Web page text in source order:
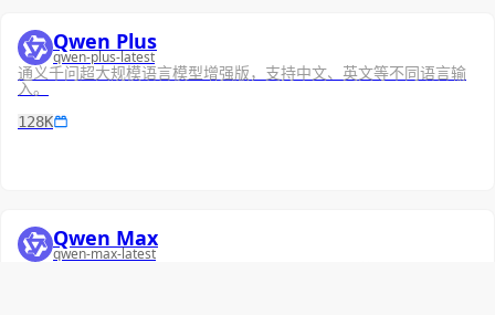
Qwen Plus
qwen-plus-latest
通义千问超大规模语言模型增强版，支持中文、英文等不同语言输
入。
128K
Qwen Max
qwen-max-latest
通义千问千亿级别超大规模语言模型，支持中文、英文等不同语言